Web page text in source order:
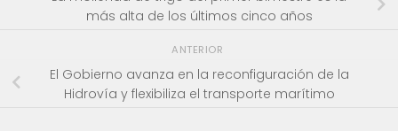
más alta de los últimos cinco años
ANTERIOR
El Gobierno avanza en la reconfiguración de la
Hidrovía y flexibiliza el transporte marítimo